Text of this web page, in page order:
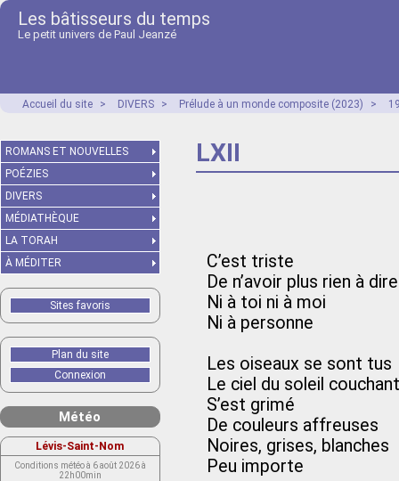
Les bâtisseurs du temps
Le petit univers de Paul Jeanzé
Accueil du site > DIVERS > Prélude à un monde composite (2023) >
LXII
C’est triste
De n’avoir plus rien à dire
Ni à toi ni à moi
Ni à personne
Les oiseaux se sont tus
Le ciel du soleil couchant
S’est grimé
De couleurs affreuses
Noires, grises, blanches
Peu importe
ROMANS ET NOUVELLES
POÉZIES
DIVERS
MÉDIATHÈQUE
LA TORAH
À MÉDITER
Sites favoris
Plan du site
Connexion
Météo
Lévis-Saint-Nom
Conditions météo à 6 août 2026 à
22h00min